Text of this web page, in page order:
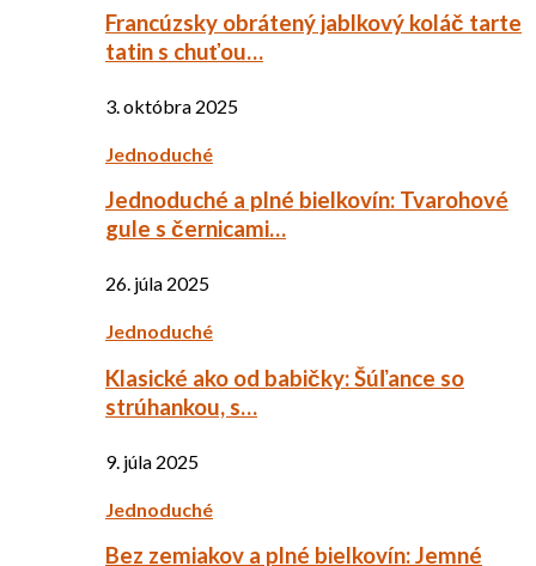
Francúzsky obrátený jablkový koláč tarte
tatin s chuťou…
3. októbra 2025
Jednoduché
Jednoduché a plné bielkovín: Tvarohové
gule s černicami…
26. júla 2025
Jednoduché
Klasické ako od babičky: Šúľance so
strúhankou, s…
9. júla 2025
Jednoduché
Bez zemiakov a plné bielkovín: Jemné